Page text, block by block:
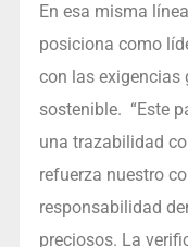
En esa misma
posiciona como
con las exigencias
sostenible. “Este
una trazabilidad
refuerza nuestro
responsabilidad
preciosos. La